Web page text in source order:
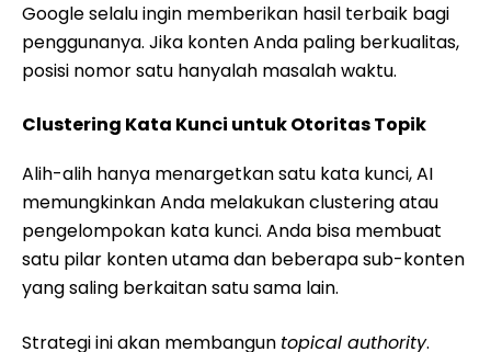
Google selalu ingin memberikan hasil terbaik bagi
penggunanya. Jika konten Anda paling berkualitas,
posisi nomor satu hanyalah masalah waktu.
Clustering Kata Kunci untuk Otoritas Topik
Alih-alih hanya menargetkan satu kata kunci, AI
memungkinkan Anda melakukan clustering atau
pengelompokan kata kunci. Anda bisa membuat
satu pilar konten utama dan beberapa sub-konten
yang saling berkaitan satu sama lain.
Strategi ini akan membangun topical authority.